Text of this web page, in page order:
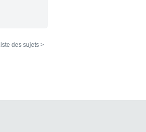
< Liste des sujets